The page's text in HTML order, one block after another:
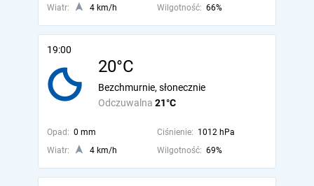
Wiatr:
4 km/h Wilgotność: 66%
19:00
20°C
Odczuwalna 21°C
Bezchmurnie, słonecznie
Opad: 0 mm Ciśnienie: 1012 hPa
Wiatr:
4 km/h Wilgotność: 69%